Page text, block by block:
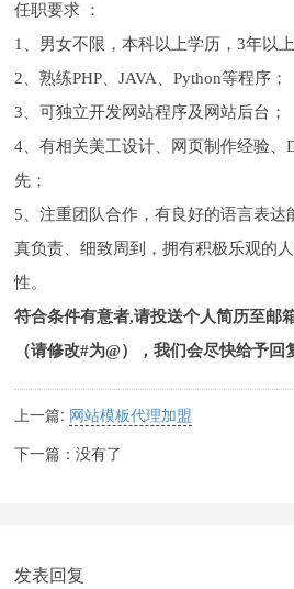
任职要求 ：
1、男女不限，本科以上学历，3年以上
2、熟练PHP、JAVA、Python等程序；
3、可独立开发网站程序及网站后台；
4、有相关美工设计、网页制作经验、
先；
5、注重团队合作，有良好的语言表达
真负责、细致周到，拥有积极乐观的
性。
符合条件有意者,请投送个人简历至邮
（请修改#为@），我们会尽快给予回
上一篇: 网站模板代理加盟
下一篇：没有了
发表回复